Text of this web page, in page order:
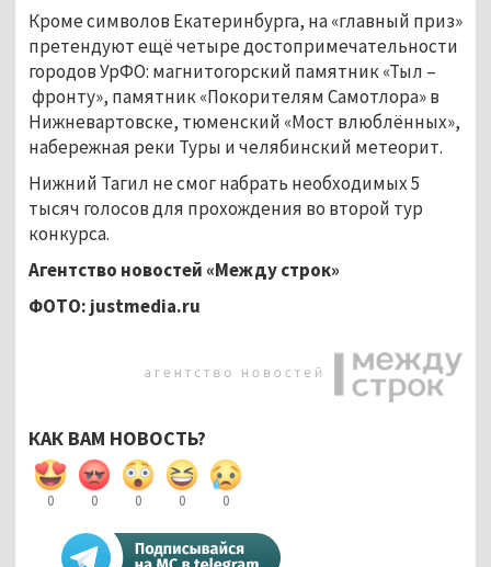
Кроме символов Екатеринбурга, на «главный приз»
претендуют ещё четыре достопримечательности
городов УрФО: магнитогорский памятник «Тыл –
фронту», памятник «Покорителям Самотлора» в
Нижневартовске, тюменский «Мост влюблённых»,
набережная реки Туры и челябинский метеорит.
Нижний Тагил не смог набрать необходимых 5
тысяч голосов для прохождения во второй тур
конкурса.
Агентство новостей «Между строк»
ФОТО: justmedia.ru
КАК ВАМ НОВОСТЬ?
0 0 0 0 0